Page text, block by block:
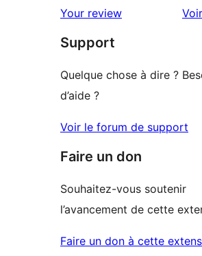
2
à
1
Your review
Support
Quelque chose à dire ?
d’aide ?
Voir le forum de support
Faire un don
Souhaitez-vous soutenir
l’avancement de cette
Faire un don à cette